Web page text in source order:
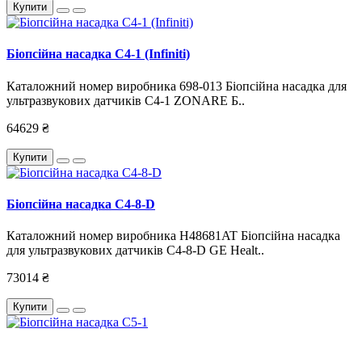
Купити
Біопсійна насадка C4-1 (Infiniti)
Каталожний номер виробника 698-013 Біопсійна насадка для
ультразвукових датчиків C4-1 ZONARE Б..
64629 ₴
Купити
Біопсійна насадка C4-8-D
Каталожний номер виробника H48681AT Біопсійна насадка
для ультразвукових датчиків C4-8-D GE Healt..
73014 ₴
Купити